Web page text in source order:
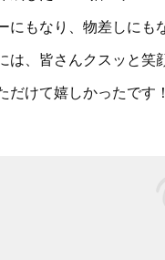
にもなり、物差しにも
は、皆さんクスッと笑
だけて嬉しかったです！